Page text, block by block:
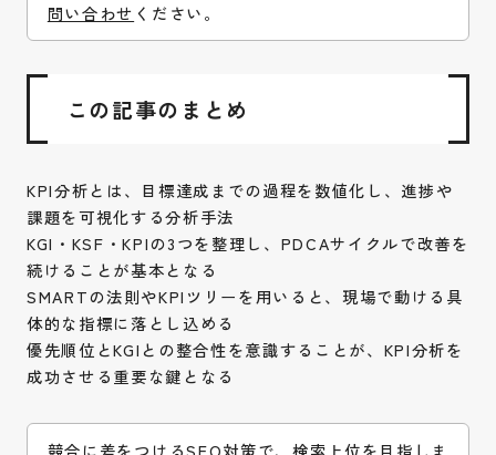
問い合わせ ください。
この記事のまとめ
KPI分析とは、目標達成までの過程を数値化し、進捗や
課題を可視化する分析手法
KGI・KSF・KPIの3つを整理し、PDCAサイクルで改善を
続けることが基本となる
SMARTの法則やKPIツリーを用いると、現場で動ける具
体的な指標に落とし込める
優先順位とKGIとの整合性を意識することが、KPI分析を
成功させる重要な鍵となる
競合に差をつけるSEO対策で、検索上位を目指しま